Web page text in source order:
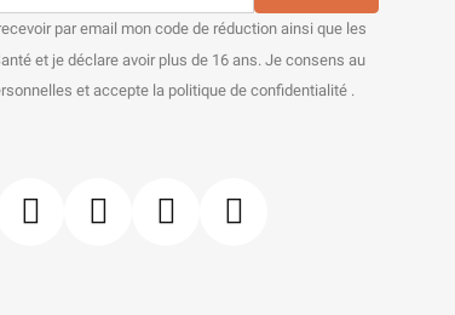
par email mon code de réduction ainsi que les
et je déclare avoir plus de 16 ans. Je consens au
et accepte la politique de confidentialité .